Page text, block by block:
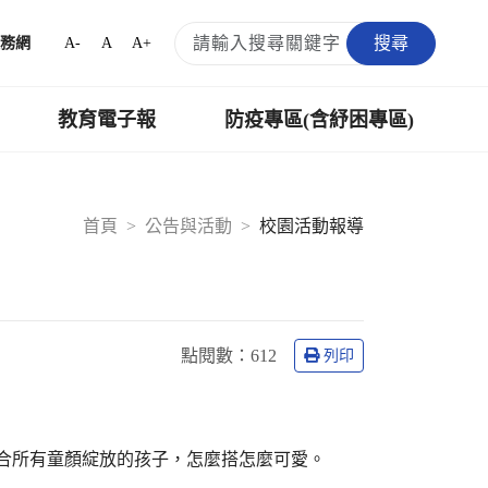
網 A- A A+ 搜尋
教育電子報 防疫專區(含紓困專區)
首頁 公告與活動 校園活動報導
點閱數： 612 列印
有童顏綻放的孩子，怎麼搭怎麼可愛。